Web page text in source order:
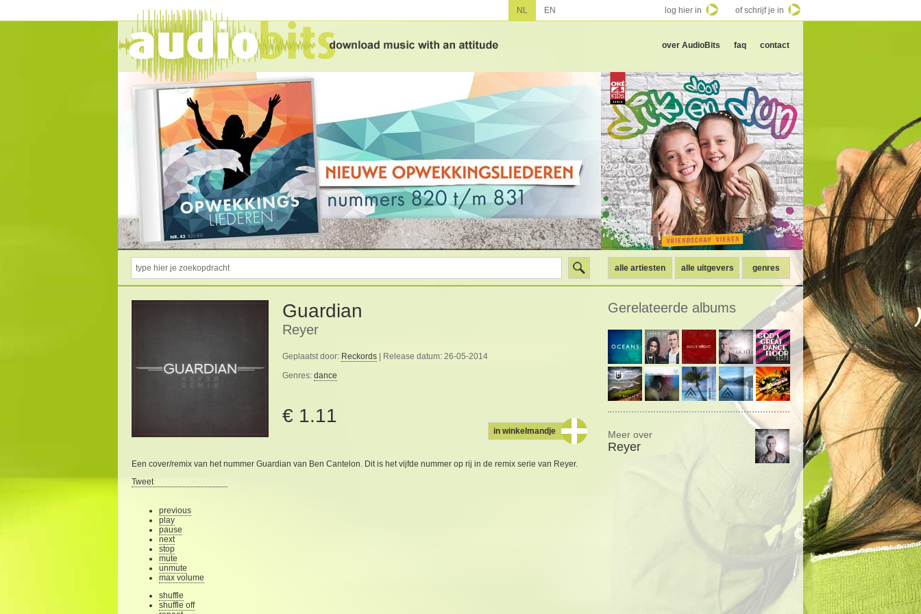
over AudioBits faq contact
alle artiesten alle uitgevers genres
Guardian
Reyer
Geplaatst door: Reckords | Release datum: 26-05-2014
Genres: dance
€ 1.11
in winkelmandje
Een cover/remix van het nummer Guardian van Ben Cantelon. Dit is het vijfde nummer op rij in de remix serie van Reyer.
Tweet
previous
play
pause
next
stop
mute
unmute
max volume
shuffle
shuffle off
Gerelateerde albums
Meer over
Reyer
NL EN log hier in of schrijf je in